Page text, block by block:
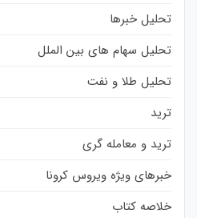
تحلیل خبرها
تحلیل سهام های بین الملل
تحلیل طلا و نفت
ترید
ترید و معامله گری
خبرهای ویژه ویروس کرونا
خلاصه کتاب